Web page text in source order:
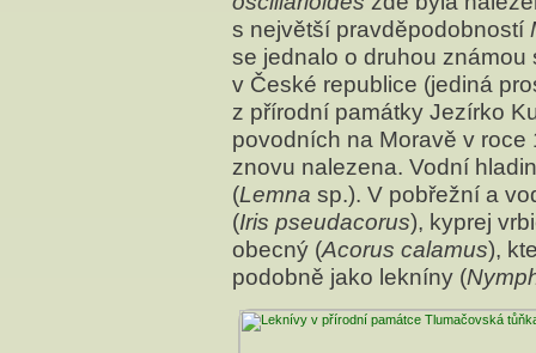
s největší pravděpodobností
se jednalo o druhou
v České republice (jediná
z přírodní památky Jezírko
povodních na Moravě v
znovu nalezena. Vodní
(Lemna sp.). V pobřežní a
(Iris pseudacorus), kyprej
obecný (Acorus calamus),
podobně jako lekníny (